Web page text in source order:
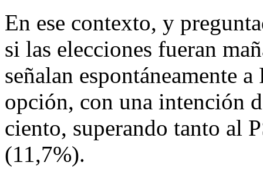
En ese contexto, y
si las elecciones fueran
señalan espontáneamente
opción, con una intención
ciento, superando tanto al
(11,7%).